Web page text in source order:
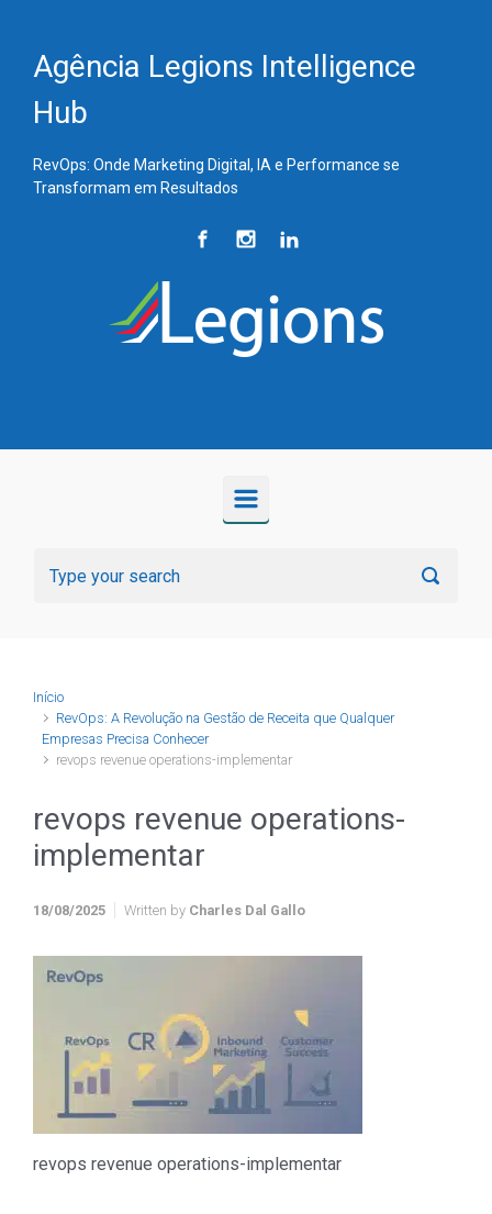
Agência Legions Intelligence
Hub
RevOps: Onde Marketing Digital, IA e Performance se
Transformam em Resultados
Início
RevOps: A Revolução na Gestão de Receita que Qualquer
Empresas Precisa Conhecer
revops revenue operations-implementar
revops revenue operations-
implementar
18/08/2025 Written by Charles Dal Gallo
revops revenue operations-implementar